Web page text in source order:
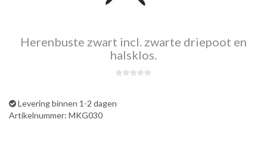
Herenbuste zwart incl. zwarte driepoot en
halsklos.
Levering binnen 1-2 dagen
Artikelnummer: MKG030